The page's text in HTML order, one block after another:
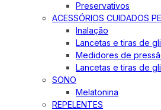
Preservativos
ACESSÓRIOS CUIDADOS
Inalação
Lancetas e tiras de
Medidores de
Lancetas e tiras de
SONO
Melatonina
REPELENTES